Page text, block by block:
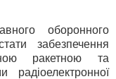
оборонного
забезпечення
ракетною та
радіоелектронної